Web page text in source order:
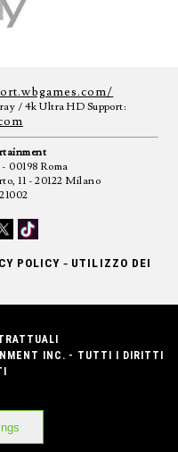
/ 4k Ultra HD Support:
00198 Roma
11 - 20122 Milano
POLICY - UTILIZZO DEI
INC. - TUTTI I DIRITTI